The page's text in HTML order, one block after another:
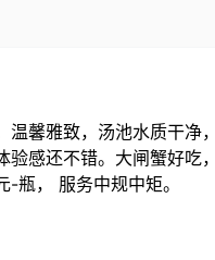
温馨雅致，汤池水质干净
验感还不错。大闸蟹好吃
-瓶， 服务中规中矩。